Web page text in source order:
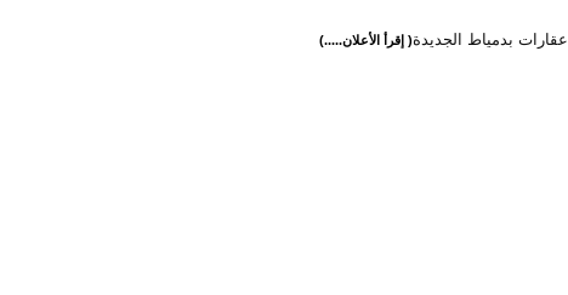
عقارات بدمياط الجديدة( إقرأ الأعلان.....)